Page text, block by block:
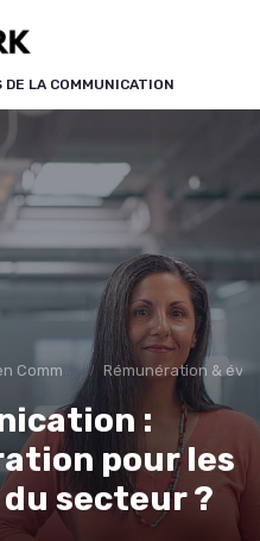
DE LA COMMUNICATION
Rémunération &
:
pour les
secteur ?